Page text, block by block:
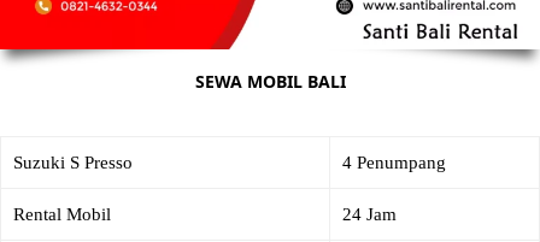
SEWA MOBIL BALI
Suzuki S Presso 4 Penumpang
Rental Mobil 24 Jam